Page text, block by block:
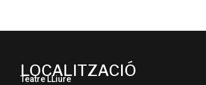
LOCALITZACIÓ
Teatre LLiure